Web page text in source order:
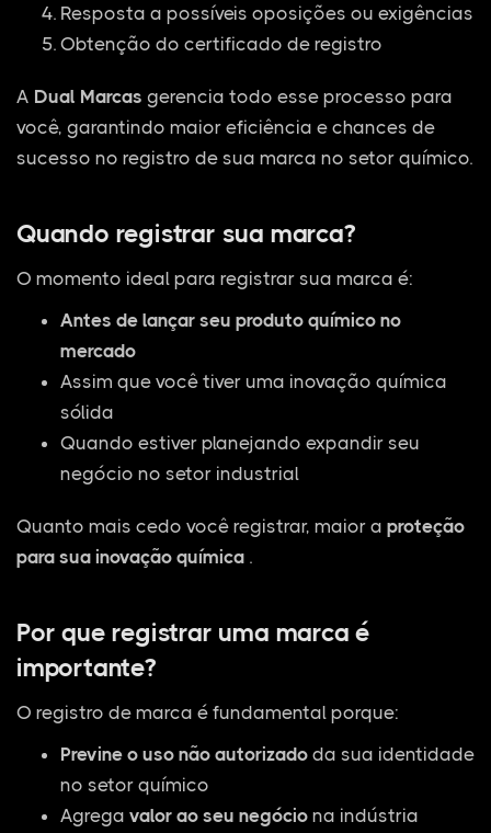
Resposta a possíveis oposições ou exigências
Obtenção do certificado de registro
A Dual Marcas gerencia todo esse processo para
você, garantindo maior eficiência e chances de
sucesso no registro de sua marca no setor químico.
Quando registrar sua marca?
O momento ideal para registrar sua marca é:
Antes de lançar seu produto químico no
mercado
Assim que você tiver uma inovação química
sólida
Quando estiver planejando expandir seu
negócio no setor industrial
Quanto mais cedo você registrar, maior a proteção
para sua inovação química .
Por que registrar uma marca é
importante?
O registro de marca é fundamental porque:
Previne o uso não autorizado da sua identidade
no setor químico
Agrega valor ao seu negócio na indústria